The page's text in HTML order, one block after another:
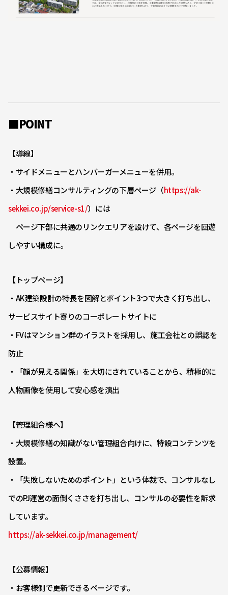
■POINT
【導線】
・サイドメニューとハンバーガーメニューを併用。
・大規模修繕コンサルティングの下層ページ（https://ak-
sekkei.co.jp/service-s1/）には
ページ下部に共通のリンクエリアを設けて、各ページを回遊
しやすい構成に。
【トップページ】
・AK建築設計の特長を図解とポイント3つで大きく打ち出し、
サービスサイト寄りのコーポレートサイトに
・FVはマンション群のイラストを採用し、施工会社との誤認を
防止
・「顔が見える関係」を大切にされていることから、積極的に
人物画像を使用して安心感を演出
【管理組合様へ】
・大規模修繕の知識がない管理組合向けに、特設コンテンツを
設置。
・「失敗しないためのポイント」という体裁で、コンサルなし
でのPJ運営の面倒くささを打ち出し、コンサルの必要性を訴求
しています。
https://ak-sekkei.co.jp/management/
【公募情報】
・お客様側で更新できるページです。